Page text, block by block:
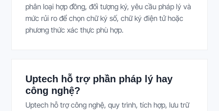
phân loại hợp đồng, đối tượng ký, yêu cầu pháp lý và
mức rủi ro để chọn chữ ký số, chữ ký điện tử hoặc
phương thức xác thực phù hợp.
Uptech hỗ trợ phần pháp lý hay
công nghệ?
Uptech hỗ trợ công nghệ, quy trình, tích hợp, lưu trữ